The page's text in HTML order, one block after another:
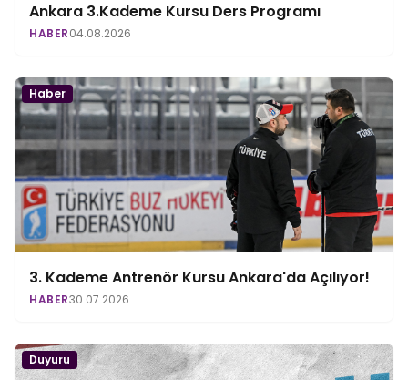
Ankara 3.Kademe Kursu Ders Programı
HABER04.08.2026
Haber
3. Kademe Antrenör Kursu Ankara'da Açılıyor!
HABER30.07.2026
Duyuru